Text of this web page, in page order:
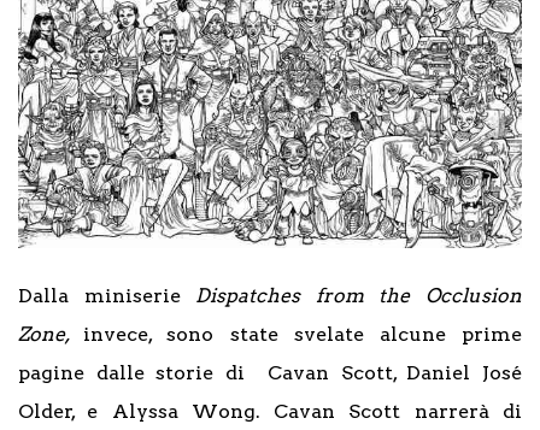
Dalla miniserie Dispatches from the Occlusion
Zone, invece, sono state svelate alcune prime
pagine dalle storie di Cavan Scott, Daniel José
Older, e Alyssa Wong. Cavan Scott narrerà di